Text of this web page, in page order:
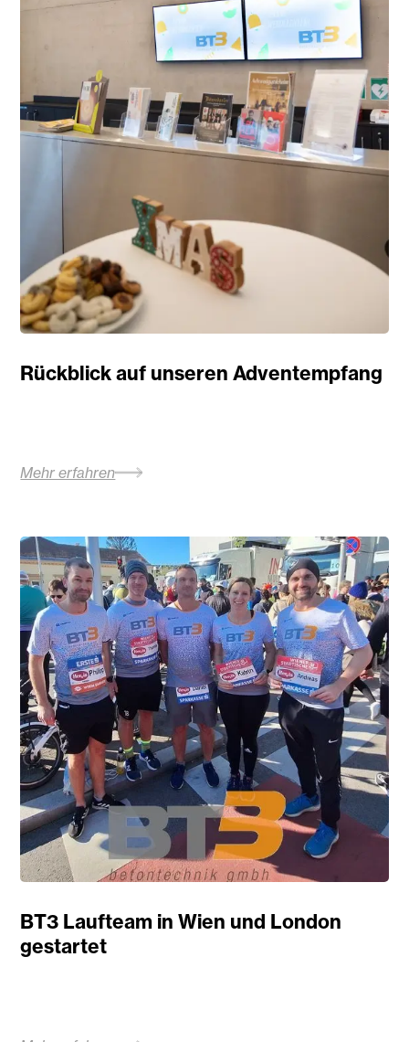
Rückblick auf unseren Adventempfang
Mehr erfahren
BT3 Laufteam in Wien und London
gestartet